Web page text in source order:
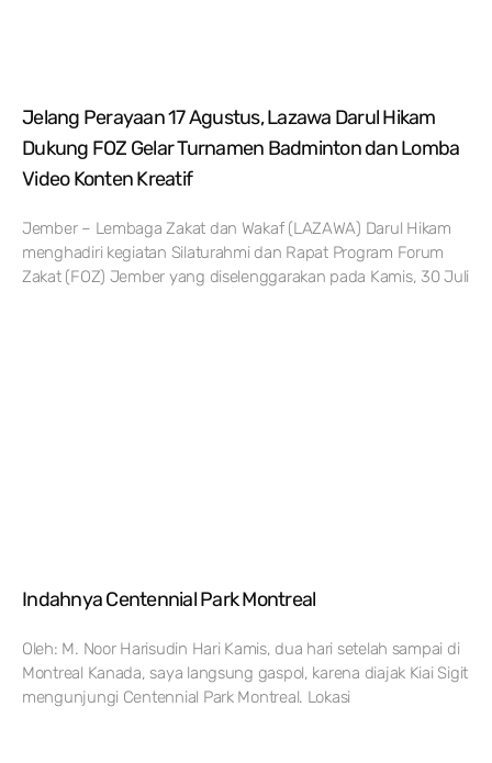
Jelang Perayaan 17 Agustus, Lazawa Darul Hikam
Dukung FOZ Gelar Turnamen Badminton dan Lomba
Video Konten Kreatif
Jember – Lembaga Zakat dan Wakaf (LAZAWA) Darul Hikam
menghadiri kegiatan Silaturahmi dan Rapat Program Forum
Zakat (FOZ) Jember yang diselenggarakan pada Kamis, 30 Juli
Indahnya Centennial Park Montreal
Oleh: M. Noor Harisudin Hari Kamis, dua hari setelah sampai di
Montreal Kanada, saya langsung gaspol, karena diajak Kiai Sigit
mengunjungi Centennial Park Montreal. Lokasi